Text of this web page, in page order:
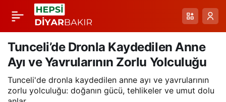
Tunceli’de Dronla Kaydedilen Anne
Ayı ve Yavrularının Zorlu Yolculuğu
Tunceli'de dronla kaydedilen anne ayı ve yavrularının
zorlu yolculuğu: doğanın gücü, tehlikeler ve umut dolu
Mutki’de Bahar
Manzarası: Ters Lale
ve Koruma Çağrısı
Paylaş